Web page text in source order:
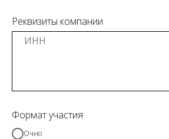
Реквизиты компании
Формат участия
Очно